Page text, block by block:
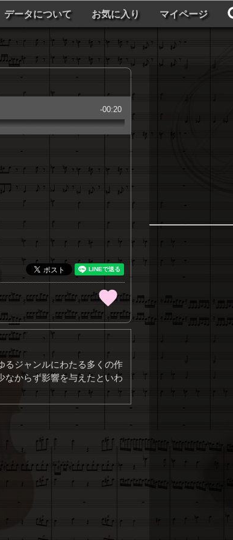
データについて お気に入り マイページ
-00:20
るジャンルにわたる多くの作
なからず影響を与えたといわ